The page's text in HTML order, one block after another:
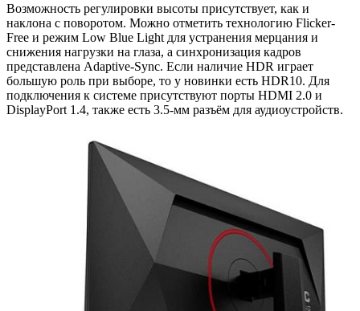
Возможность регулировки высоты присутствует, как и
наклона с поворотом. Можно отметить технологию Flicker-
Free и режим Low Blue Light для устранения мерцания и
снижения нагрузки на глаза, а синхронизация кадров
представлена Adaptive-Sync. Если наличие HDR играет
большую роль при выборе, то у новинки есть HDR10. Для
подключения к системе присутствуют порты HDMI 2.0 и
DisplayPort 1.4, также есть 3.5-мм разъём для аудиоустройств.